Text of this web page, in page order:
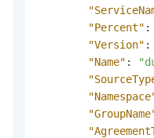
"Percent" :
"Version" :
"Name" :